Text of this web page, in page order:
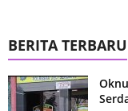
BERITA TERBARU